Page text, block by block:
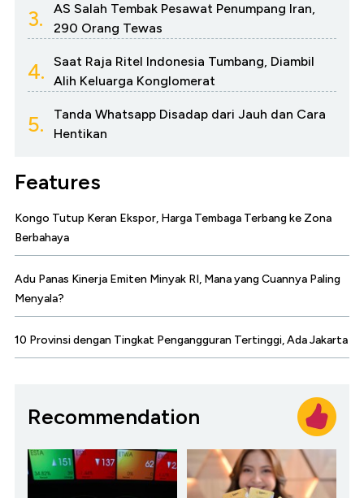
3.
AS Salah Tembak Pesawat Penumpang Iran,
290 Orang Tewas
4.
Saat Raja Ritel Indonesia Tumbang, Diambil
Alih Keluarga Konglomerat
5.
Tanda Whatsapp Disadap dari Jauh dan Cara
Hentikan
Features
Kongo Tutup Keran Ekspor, Harga Tembaga Terbang ke Zona
Berbahaya
Adu Panas Kinerja Emiten Minyak RI, Mana yang Cuannya Paling
Menyala?
10 Provinsi dengan Tingkat Pengangguran Tertinggi, Ada Jakarta
Recommendation